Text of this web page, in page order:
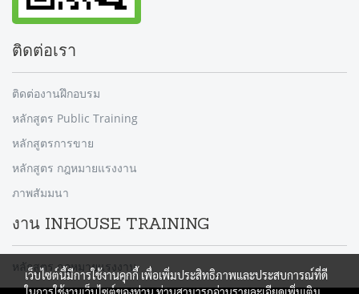
ติดต่อเรา
ติดต่องานฝึกอบรม
หลักสูตร Public Training
หลักสูตรการขาย
หลักสูตร กฎหมายแรงงาน
ภาพสัมมนา
งาน INHOUSE TRAINING
หลักสูตร กฎหมายแรงงาน
เว็บไซต์นี้มีการใช้งานคุกกี้ เพื่อเพิ่มประสิทธิภาพและประสบการณ์ที่ดี